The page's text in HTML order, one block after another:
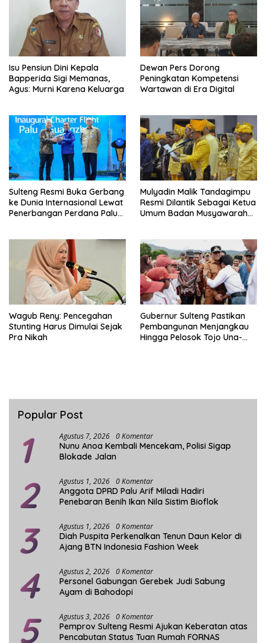
Isu Pensiun Dini Kepala
Bapperida Sigi Memanas,
Agus: Murni Karena Keluarga
Dewan Pers Dorong
Peningkatan Kompetensi
Wartawan di Era Digital
Sulteng Resmi Buka Gerbang
ke Dunia Internasional Lewat
Penerbangan Perdana Palu-
Mulyadin Malik Tandagimpu
Resmi Dilantik Sebagai Ketua
Umum Badan Musyawarah
Wagub Reny: Pencegahan
Stunting Harus Dimulai Sejak
Pra Nikah
Gubernur Sulteng Pastikan
Pembangunan Menjangkau
Hingga Pelosok Tojo Una-
Popular Post
1 Agustus 7, 2026 0 Komentar
Nunu Anoa Kembali Mencekam, Polisi Sigap
Blokade Jalan
2 Agustus 1, 2026 0 Komentar
Anggota DPRD Palu Arif Miladi Hadiri
Penebaran Benih Ikan Nila Sistim Bioflok
3 Agustus 1, 2026 0 Komentar
Diah Puspita Perkenalkan Tenun Daun Kelor di
Ajang BTN Indonesia Fashion Week
4 Agustus 2, 2026 0 Komentar
Personel Gabungan Gerebek Judi Sabung
Ayam di Bahodopi
5 Agustus 3, 2026 0 Komentar
Pemprov Sulteng Resmi Ajukan Keberatan atas
Pencabutan Status Tuan Rumah FORNAS